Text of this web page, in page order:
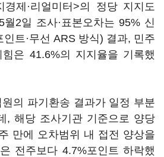
제·리얼미터>의 정당 지지도
월2일 조사·표본오차는 95% 신
트·무선 ARS 방식) 결과, 민주
은 41.6%의 지지율을 기록했
의 파기환송 결과가 일정 부분
, 해당 조사기관 기준으로 양당
만에 오차범위 내 접전 양상을
전주보다 4.7%포인트 하락했